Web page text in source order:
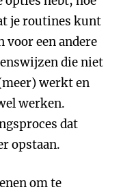
je routines kunt
voor een andere
die niet
werkt en
werken.
dat
opstaan.
om te